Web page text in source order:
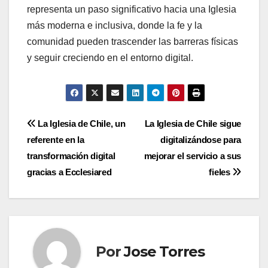
representa un paso significativo hacia una Iglesia
más moderna e inclusiva, donde la fe y la
comunidad pueden trascender las barreras físicas
y seguir creciendo en el entorno digital.
Navegación
de
entradas
La Iglesia de Chile sigue
digitalizándose para
mejorar el servicio a sus
fieles
La Iglesia de Chile, un
referente en la
transformación digital
gracias a Ecclesiared
PorJose Torres